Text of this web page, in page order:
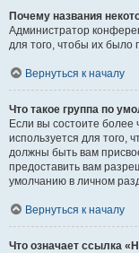
Почему названия
Администратор
для того, чтобы их было
Вернуться к началу
Что такое группа по
Если вы состоите
используется для того,
должны быть вам
предоставить вам
умолчанию в личном
Вернуться к началу
Что означает ссылка